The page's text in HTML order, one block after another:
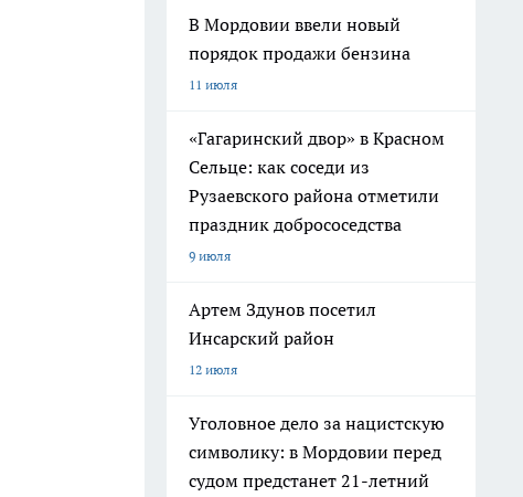
В Мордовии ввели новый
порядок продажи бензина
11 июля
«Гагаринский двор» в Красном
Сельце: как соседи из
Рузаевского района отметили
праздник добрососедства
9 июля
Артем Здунов посетил
Инсарский район
12 июля
Уголовное дело за нацистскую
символику: в Мордовии перед
судом предстанет 21-летний